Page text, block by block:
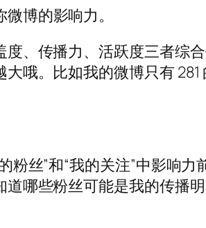
博的影响力。
、传播力、活跃度三者综
哦。比如我的微博只有 281
丝”和“我的关注”中影响力
哪些粉丝可能是我的传播